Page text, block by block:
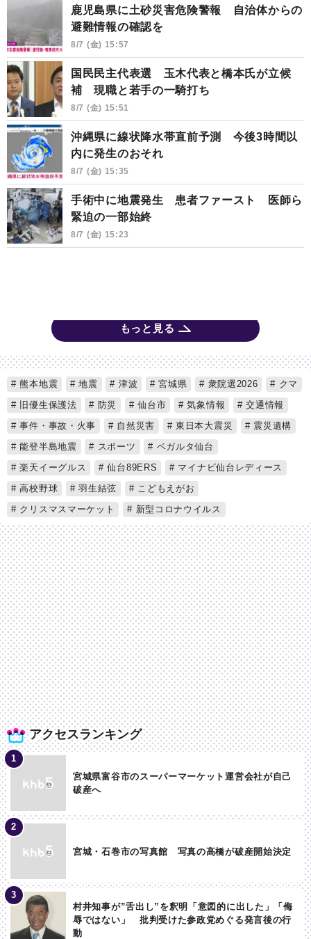
鹿児島県に土砂災害危険警報 自治体からの
避難情報の確認を
8/7 (金) 15:57
国民民主代表選 玉木代表と橋本氏が立候
補 現職と若手の一騎打ち
8/7 (金) 15:51
沖縄県に線状降水帯直前予測 今後3時間以
内に発生のおそれ
8/7 (金) 15:35
手術中に地震発生 患者ファースト 医師ら
緊迫の一部始終
8/7 (金) 15:23
もっと見る
アクセスランキング
宮城県富谷市のスーパーマーケット運営会社が自己
破産へ
宮城・石巻市の写真館 写真の高橋が破産開始決定
村井知事が”舌出し”を釈明「意図的に出した」「侮
辱ではない」 批判受けた参政党めぐる発言後の行
動
熊本地震 地震 津波 宮城県 衆院選2026
クマ
旧優生保護法
防災 仙台市 気象情報
交通情報
事件・事故・火事
自然災害 東日本大震災
震災遺構
能登半島地震
スポーツ
ベガルタ仙台
楽天イーグルス
仙台89ERS
マイナビ仙台レディース
高校野球
羽生結弦
こどもえがお
クリスマスマーケット
新型コロナウイルス